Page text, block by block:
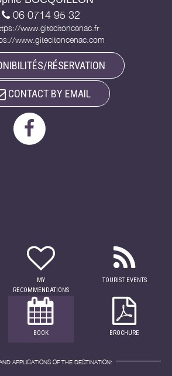
06 0714 95 32
www.gitecitoncenac.fr
www.gitecitoncenac.com
RÉSERVATION
CONTACT BY EMAIL
MY
RECOMMENDATIONS
TOURIST EVENTS
BOOK BROCHURE
APPLICATIONS OF THE DESTINATION: